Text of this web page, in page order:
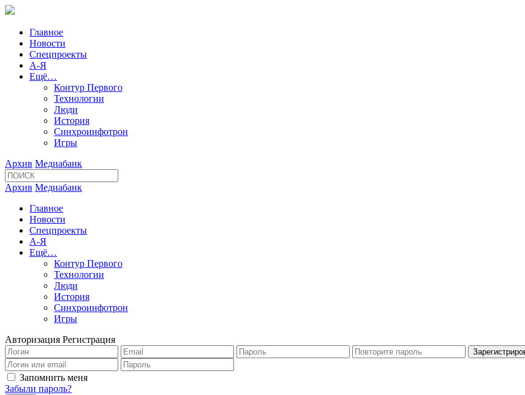
Главное
Новости
Спецпроекты
А-Я
Ещё…
Контур Первого
Технологии
Люди
История
Синхроинфотрон
Игры
Архив Медиабанк
Архив Медиабанк
Главное
Новости
Спецпроекты
А-Я
Ещё…
Контур Первого
Технологии
Люди
История
Синхроинфотрон
Игры
Авторизация Регистрация
Запомнить меня
Забыли пароль?